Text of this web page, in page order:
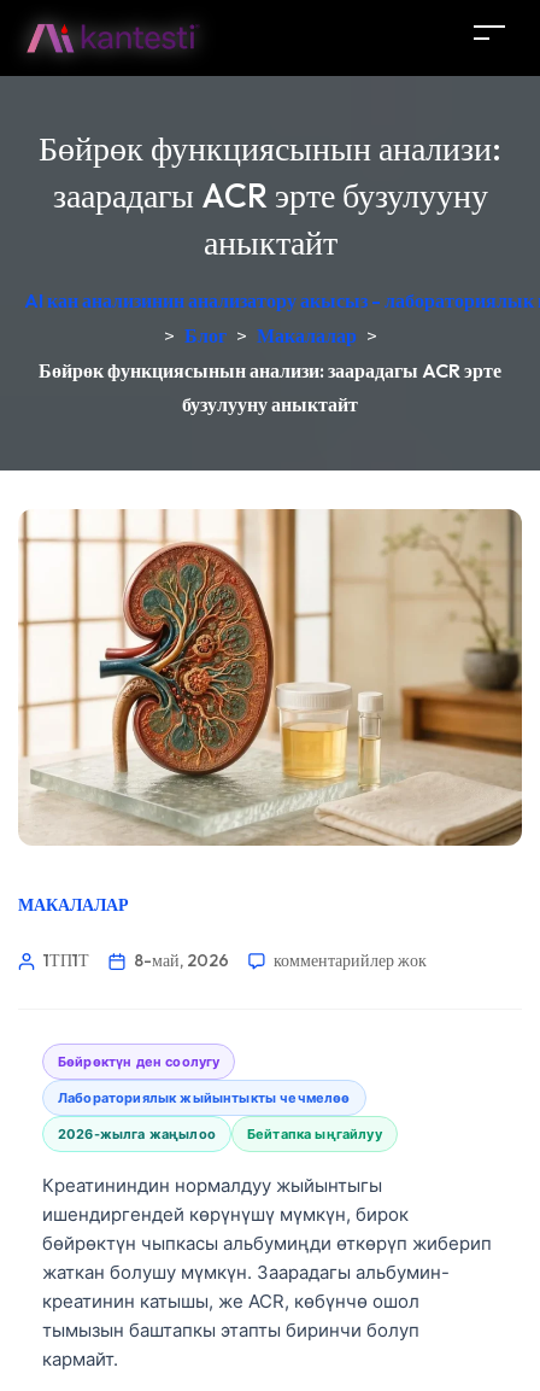
Бөйрөк функциясынын анализи:
заарадагы ACR эрте бузулууну
аныктайт
AI кан анализинин анализатору акысыз -
> Блог > Макалалар >
Бөйрөк функциясынын анализи: заарадагы ACR эрте
бузулууну аныктайт
МАКАЛАЛАР
1ТП1Т 8-май, 2026 комментарийлер жок
Бөйрөктүн ден соолугу
Лабораториялык жыйынтыкты чечмелөө
2026-жылга жаңылоо Бейтапка ыңгайлуу
Креатининдин нормалдуу жыйынтыгы
ишендиргендей көрүнүшү мүмкүн, бирок
бөйрөктүн чыпкасы альбумиңди өткөрүп жиберип
жаткан болушу мүмкүн. Заарадагы альбумин-
креатинин катышы, же ACR, көбүнчө ошол
тымызын баштапкы этапты биринчи болуп
кармайт.